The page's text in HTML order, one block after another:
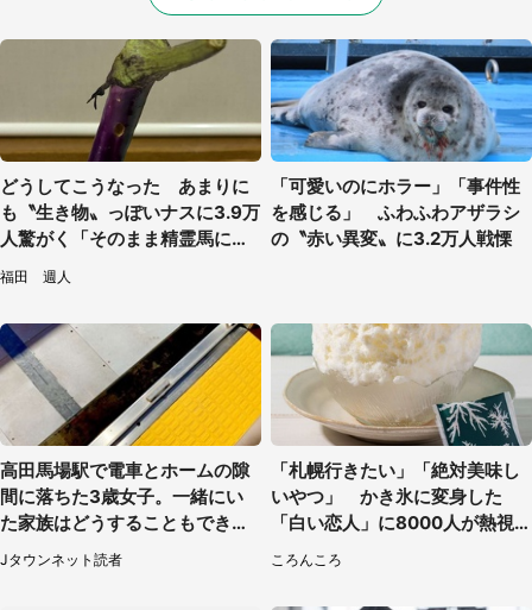
どうしてこうなった あまりに
も〝生き物〟っぽいナスに3.9万
人驚がく「そのまま精霊馬に使
えそう」
福田 週人
「可愛いのにホラー」「事件性
を感じる」 ふわふわアザラシ
の〝赤い異変〟に3.2万人戦慄
高田馬場駅で電車とホームの隙
間に落ちた3歳女子。一緒にい
た家族はどうすることもできな
くて...（埼玉県・50代女性）
Jタウンネット読者
「札幌行きたい」「絶対美味し
いやつ」 かき氷に変身した
「白い恋人」に8000人が熱視
ころんころ